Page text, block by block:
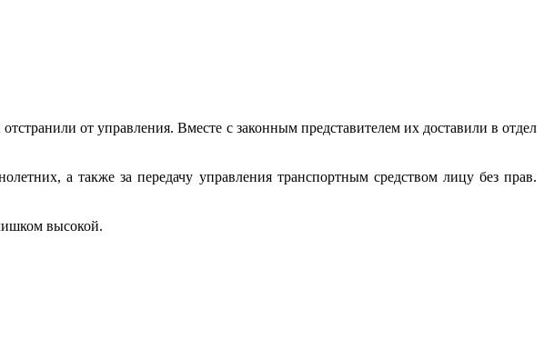
от управления. Вместе с законным представителем их доставили в отдел
а также за передачу управления транспортным средством лицу без прав.
высокой.